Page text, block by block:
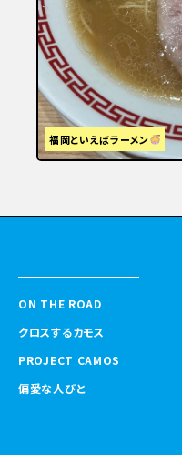
福岡といえばラーメン
ON THE ROAD
クロスするカモス
PROJECT CAMOS
偏愛な人びと